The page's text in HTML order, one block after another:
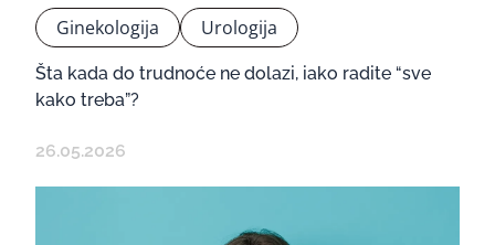
Ginekologija Urologija
Šta kada do trudnoće ne dolazi, iako radite “sve
kako treba”?
26.05.2026